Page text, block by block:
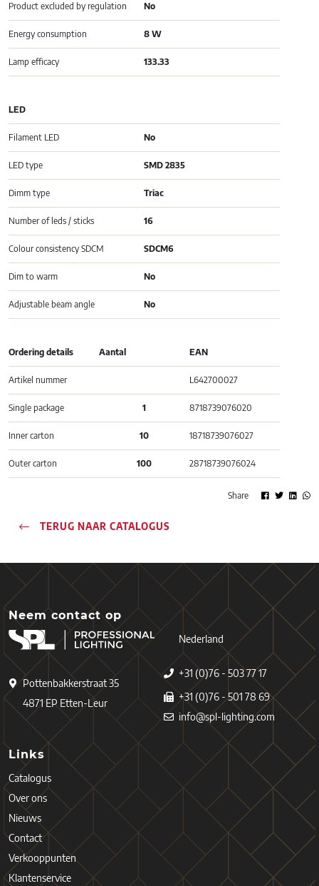
Product excluded by regulation No
Energy consumption 8 W
Lamp efficacy 133.33
LED
Filament LED No
LED type SMD 2835
Dimm type Triac
Number of leds / sticks 16
Colour consistency SDCM SDCM6
Dim to warm No
Adjustable beam angle No
Ordering details Aantal EAN
Artikel nummer L642700027
Single package 1 8718739076020
Inner carton 10 18718739076027
Outer carton 100 28718739076024
Share
TERUG NAAR CATALOGUS
Neem contact op
Pottenbakkerstraat 35
4871 EP Etten-Leur
Nederland
+31 (0)76 - 503 77 17
+31 (0)76 - 501 78 69
info@spl-lighting.com
Links
Catalogus
Over ons
Nieuws
Contact
Verkooppunten
Klantenservice